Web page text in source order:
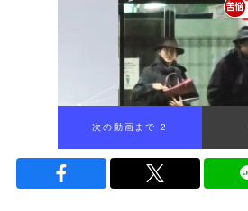
次の動画まで 1